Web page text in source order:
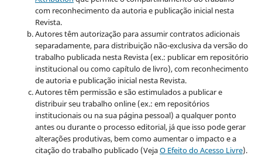
com reconhecimento da autoria e publicação inicial nesta
Revista.
Autores têm autorização para assumir contratos adicionais
separadamente, para distribuição não-exclusiva da versão do
trabalho publicada nesta Revista (ex.: publicar em repositório
institucional ou como capítulo de livro), com reconhecimento
de autoria e publicação inicial nesta Revista.
Autores têm permissão e são estimulados a publicar e
distribuir seu trabalho online (ex.: em repositórios
institucionais ou na sua página pessoal) a qualquer ponto
antes ou durante o processo editorial, já que isso pode gerar
alterações produtivas, bem como aumentar o impacto e a
citação do trabalho publicado (VejaO Efeito do Acesso Livre).